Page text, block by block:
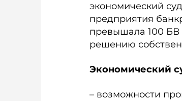
экономический
предприятия
превышала 100 БВ
решению
Экономический
– возможности